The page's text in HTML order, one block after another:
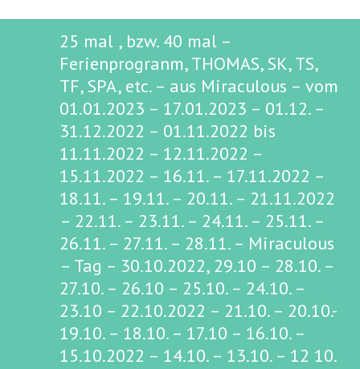
25 mal , bzw. 40 mal –
Ferienprogranm, THOMAS, SK, TS,
TF, SPA, etc. – aus Miraculous – vom
01.01.2023 – 17.01.2023 – 01.12. –
31.12.2022 – 01.11.2022 bis
11.11.2022 – 12.11.2022 –
15.11.2022 – 16.11. – 17.11.2022 –
18.11. – 19.11. – 20.11. – 21.11.2022
– 22.11. – 23.11. – 24.11. – 25.11. –
26.11. – 27.11. – 28.11. – Miraculous
– Tag – 30.10.2022, 29.10 – 28.10. –
27.10. – 26.10 – 25.10. – 24.10. –
23.10 – 22.10.2022 – 21.10. – 20.10.-
19.10. – 18.10. – 17.10 – 16.10. –
15.10.2022 – 14.10. – 13.10. – 12 10.